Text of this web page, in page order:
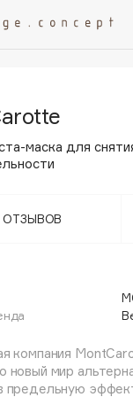
маска для
ОТЗЫВОВ
компания
новый мир
предельную